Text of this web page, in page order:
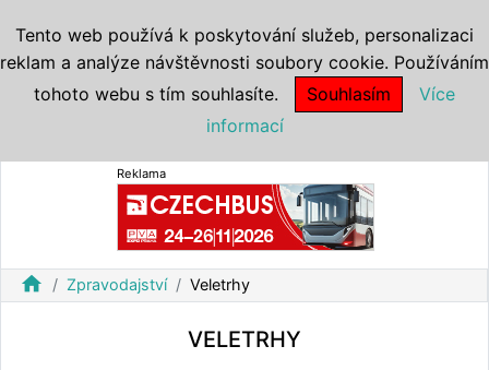
Reklama
home Zpravodajství Veletrhy
VELETRHY
Tento web používá k poskytování služeb, personalizaci
reklam a analýze návštěvnosti soubory cookie. Používáním
tohoto webu s tím souhlasíte.
Souhlasím
Více
informací